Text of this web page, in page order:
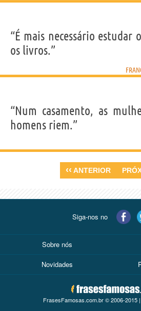
“É mais necessário estudar
os livros.”
“Num casamento, as
homens riem.”
‹‹ ANTERIOR
Siga-nos no
Sobre nós
Novidades
FrasesFamosas.com.br © 2006-2015